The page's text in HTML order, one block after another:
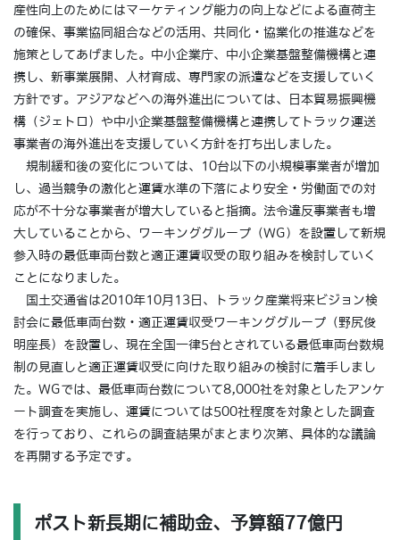
産性向上のためにはマーケティング能力の向上などによる直荷主
の確保、事業協同組合などの活用、共同化・協業化の推進などを
施策としてあげました。中小企業庁、中小企業基盤整備機構と連
携し、新事業展開、人材育成、専門家の派遣などを支援していく
方針です。アジアなどへの海外進出については、日本貿易振興機
構（ジェトロ）や中小企業基盤整備機構と連携してトラック運送
事業者の海外進出を支援していく方針を打ち出しました。
規制緩和後の変化については、10台以下の小規模事業者が増加
し、過当競争の激化と運賃水準の下落により安全・労働面での対
応が不十分な事業者が増大していると指摘。法令違反事業者も増
大していることから、ワーキンググループ（WG）を設置して新規
参入時の最低車両台数と適正運賃収受の取り組みを検討していく
ことになりました。
国土交通省は2010年10月13日、トラック産業将来ビジョン検
討会に最低車両台数・適正運賃収受ワーキンググループ（野尻俊
明座長）を設置し、現在全国一律5台とされている最低車両台数規
制の見直しと適正運賃収受に向けた取り組みの検討に着手しまし
た。WGでは、最低車両台数について8,000社を対象としたアンケ
ート調査を実施し、運賃については500社程度を対象とした調査
を行っており、これらの調査結果がまとまり次第、具体的な議論
を再開する予定です。
ポスト新長期に補助金、予算額77億円